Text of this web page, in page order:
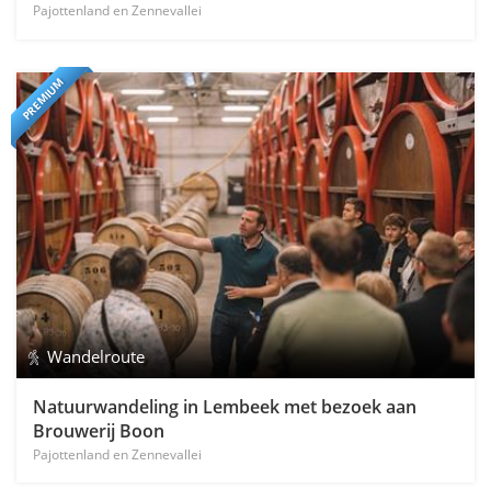
Pajottenland en Zennevallei
PREMIUM
Wandelroute
Natuurwandeling in Lembeek met bezoek aan
Brouwerij Boon
Pajottenland en Zennevallei